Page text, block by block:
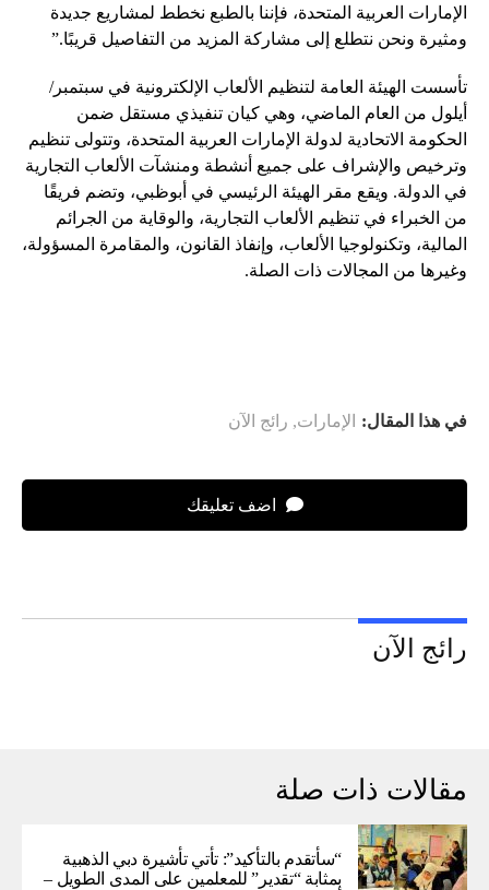
الإمارات العربية المتحدة، فإننا بالطبع نخطط لمشاريع جديدة
ومثيرة ونحن نتطلع إلى مشاركة المزيد من التفاصيل قريبًا.”
تأسست الهيئة العامة لتنظيم الألعاب الإلكترونية في سبتمبر/
أيلول من العام الماضي، وهي كيان تنفيذي مستقل ضمن
الحكومة الاتحادية لدولة الإمارات العربية المتحدة، وتتولى تنظيم
وترخيص والإشراف على جميع أنشطة ومنشآت الألعاب التجارية
في الدولة. ويقع مقر الهيئة الرئيسي في أبوظبي، وتضم فريقًا
من الخبراء في تنظيم الألعاب التجارية، والوقاية من الجرائم
المالية، وتكنولوجيا الألعاب، وإنفاذ القانون، والمقامرة المسؤولة،
وغيرها من المجالات ذات الصلة.
في هذا المقال: الإمارات, رائج الآن
اضف تعليقك
رائج الآن
مقالات ذات صلة
“سأتقدم بالتأكيد”: تأتي تأشيرة دبي الذهبية
بمثابة “تقدير” للمعلمين على المدى الطويل –